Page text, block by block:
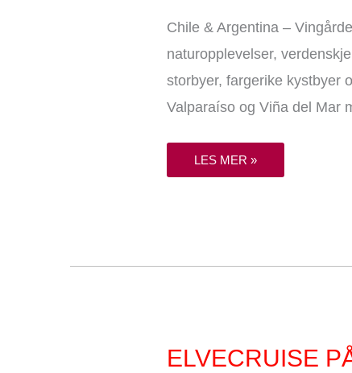
Chile & Argentina –
naturopplevelser,
storbyer, fargerike kystbyer
Valparaíso og Viña del Mar
11.-25.
MARS
LES MER »
ELVECRUISE
ELVECRUISE
PÅ